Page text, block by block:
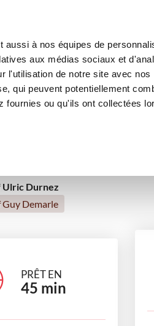
à nos équipes de
aux médias sociaux et
l'utilisation de notre site avec nos
qui peuvent potentiellement
ou qu'ils ont collectées
Tandoori
Ulric Durnez
Guy Demarle
PRÊT EN
45 min